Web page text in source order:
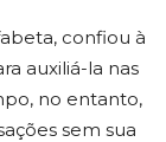
confiou à
auxiliá-la nas
no entanto,
sem sua